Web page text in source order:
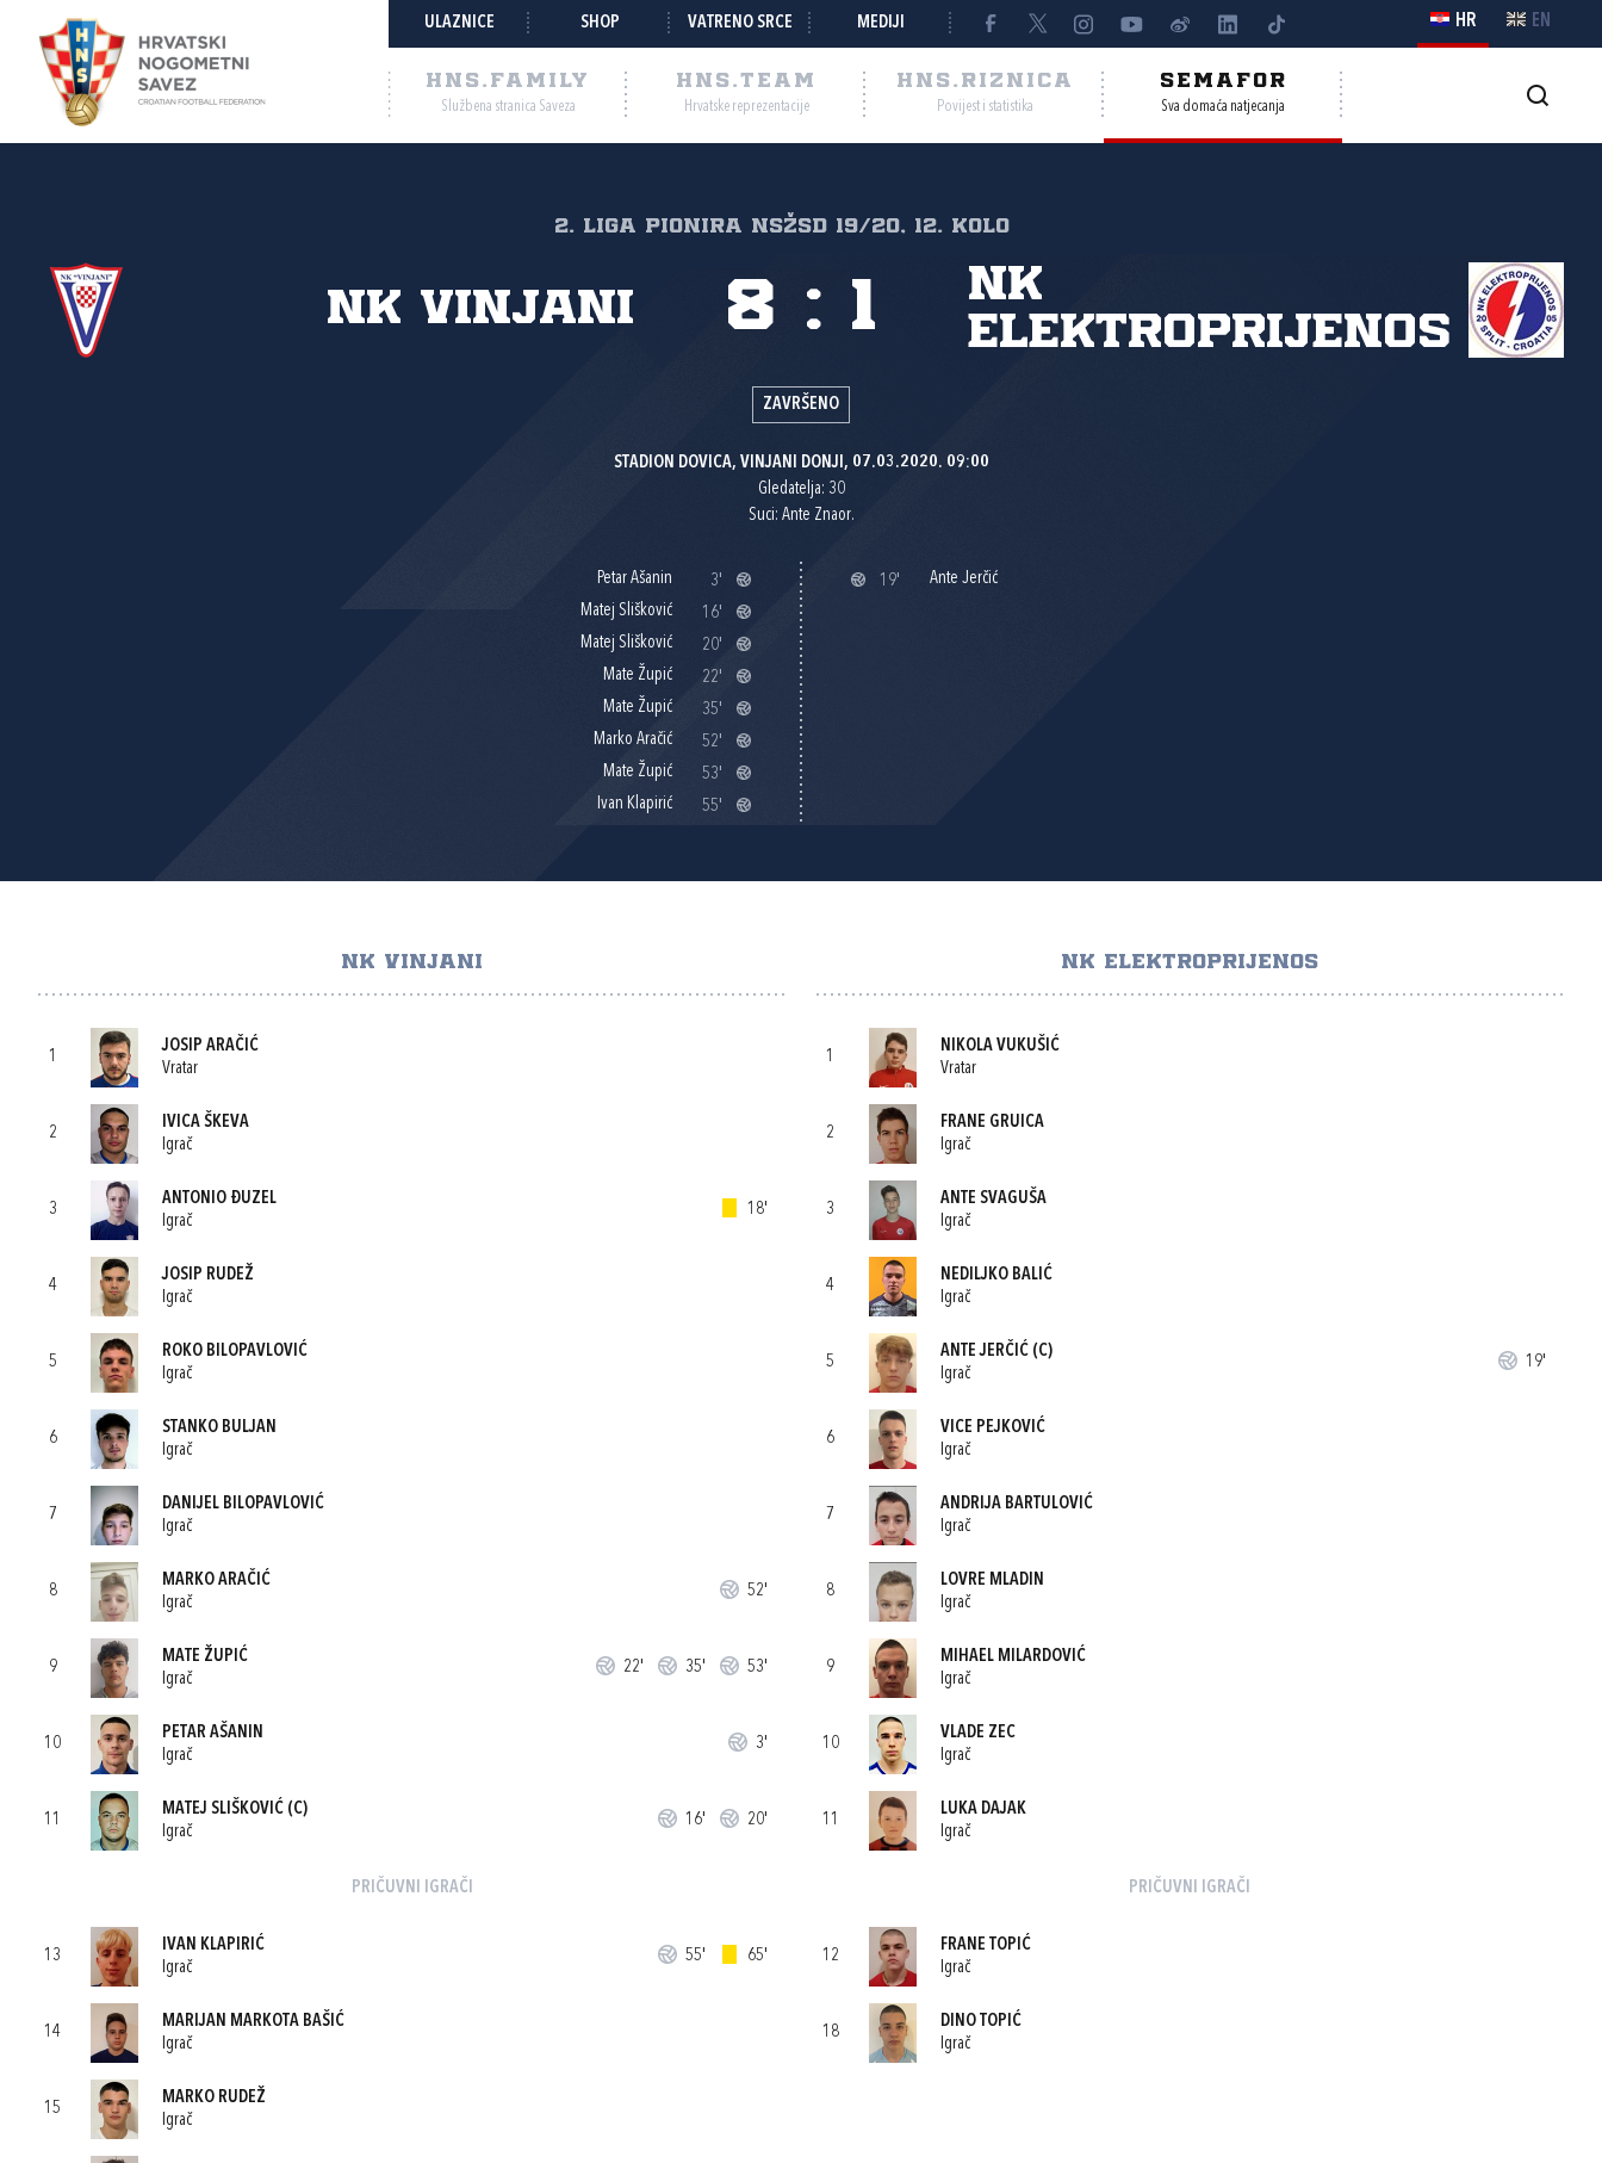
ULAZNICE SHOP VATRENO SRCE MEDIJI HR EN
HNS.FAMILY
Službena stranica Saveza
HNS.TEAM
Hrvatske reprezentacije
HNS.RIZNICA
Povijest i statistika
SEMAFOR
Sva domaća natjecanja
2. liga pionira NSŽSD 19/20, 12. kolo
NK Vinjani
NK
Elektroprijenos
8 : 1
ZAVRŠENO
STADION DOVICA, VINJANI DONJI, 07.03.2020. 09:00
Gledatelja: 30
Suci: Ante Znaor.
Petar Ašanin
3'
Matej Slišković
16'
Matej Slišković
20'
Mate Župić
22'
Mate Župić
35'
Marko Aračić
52'
Mate Župić
53'
Ivan Klapirić
55'
19' Ante Jerčić
NK VINJANI
1
JOSIP ARAČIĆ
Vratar
2
IVICA ŠKEVA
Igrač
3
ANTONIO ĐUZEL
Igrač
18'
4
JOSIP RUDEŽ
Igrač
5
ROKO BILOPAVLOVIĆ
Igrač
6
STANKO BULJAN
Igrač
7
DANIJEL BILOPAVLOVIĆ
Igrač
8
MARKO ARAČIĆ
Igrač
52'
9
MATE ŽUPIĆ
Igrač
22' 35' 53'
10
PETAR AŠANIN
Igrač
3'
11
MATEJ SLIŠKOVIĆ (C)
Igrač
16' 20'
PRIČUVNI IGRAČI
13
IVAN KLAPIRIĆ
Igrač
55' 65'
14
MARIJAN MARKOTA BAŠIĆ
Igrač
15
MARKO RUDEŽ
Igrač
NK ELEKTROPRIJENOS
1
NIKOLA VUKUŠIĆ
Vratar
2
FRANE GRUICA
Igrač
3
ANTE SVAGUŠA
Igrač
4
NEDILJKO BALIĆ
Igrač
5
ANTE JERČIĆ(C)
Igrač
19'
6
VICE PEJKOVIĆ
Igrač
7
ANDRIJA BARTULOVIĆ
Igrač
8
LOVRE MLADIN
Igrač
9
MIHAEL MILARDOVIĆ
Igrač
10
VLADE ZEC
Igrač
11
LUKA DAJAK
Igrač
PRIČUVNI IGRAČI
12
FRANE TOPIĆ
Igrač
18
DINO TOPIĆ
Igrač